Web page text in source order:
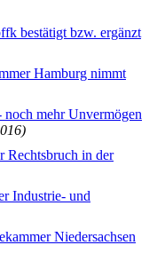
bestätigt bzw. ergänzt
Hamburg nimmt
mehr Unvermögen
Rechtsbruch in der
Industrie- und
Niedersachsen